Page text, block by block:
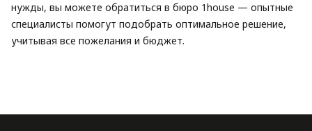
нужды, вы можете обратиться в бюро 1house — опытные
специалисты помогут подобрать оптимальное решение,
учитывая все пожелания и бюджет.